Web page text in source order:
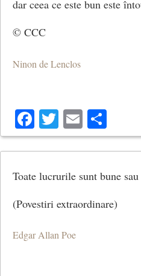
dar ceea ce este bun este
© CCC
Ninon de Lenclos
Facebook
Twitter
Email
Toate lucrurile sunt bune
(Povestiri extraordinare)
Edgar Allan Poe